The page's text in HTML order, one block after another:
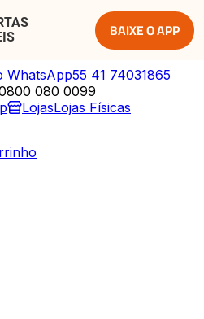
BAIXE O APP
WhatsApp55 41 74031865
080 0099
LojasLojas Físicas